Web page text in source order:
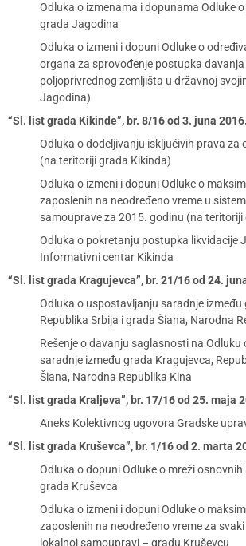
Odluka o izmenama i dopunama Odluke
grada Jagodina
Odluka o izmeni i dopuni Odluke o
organa za sprovođenje postupka
poljoprivrednog zemljišta u državnoj
Jagodina)
“Sl. list grada Kikinde”, br. 8/16 od 3. juna
Odluka o dodeljivanju isključivih prava za
(na teritoriji grada Kikinda)
Odluka o izmeni i dopuni Odluke o
zaposlenih na neodređeno vreme u
samouprave za 2015. godinu (na teritoriji
Odluka o pokretanju postupka likvidacije
Informativni centar Kikinda
“Sl. list grada Kragujevca”, br. 21/16 od 24.
Odluka o uspostavljanju saradnje između
Republika Srbija i grada Šiana, Narodna
Rešenje o davanju saglasnosti na
saradnje između grada Kragujevca,
Šiana, Narodna Republika Kina
“Sl. list grada Kraljeva”, br. 17/16 od 25. maja
Aneks Kolektivnog ugovora Gradske
“Sl. list grada Kruševca”, br. 1/16 od 2. marta
Odluka o dopuni Odluke o mreži
grada Kruševca
Odluka o izmeni i dopuni Odluke o
zaposlenih na neodređeno vreme za
lokalnoj samoupravi – gradu Kruševcu